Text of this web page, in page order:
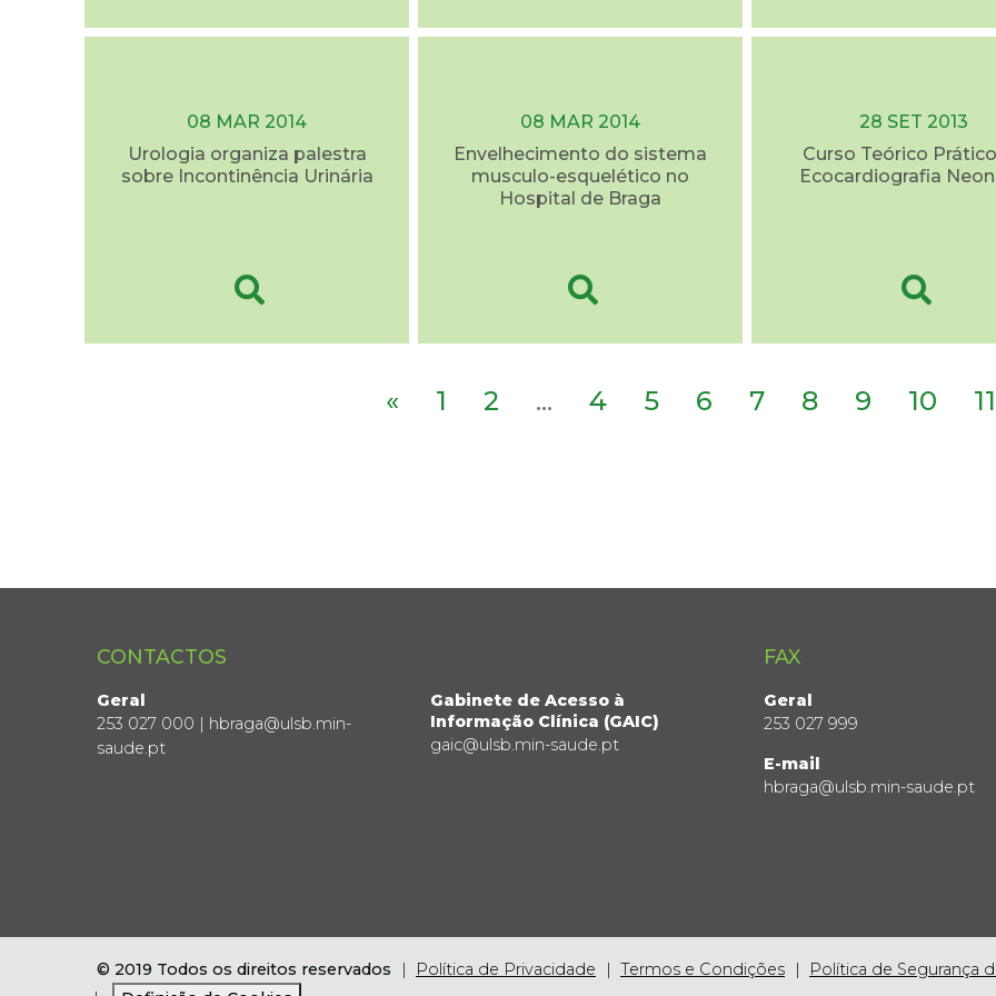
08 MAR 2014
Urologia organiza palestra
sobre Incontinência Urinária
08 MAR 2014
Envelhecimento do sistema
musculo-esquelético no
Hospital de Braga
28 SET 2013
Curso Teórico
Ecocardiografia
« 1 2 ... 4 5 6 7 8 9 10 11
CONTACTOS
Geral
253 027 000 | hbraga@ulsb.min-
saude.pt
Gabinete de Acesso à
Informação Clínica (GAIC)
gaic@ulsb.min-saude.pt
FAX
Geral
253 027 999
E-mail
hbraga@ulsb.min-saude.pt
© 2019 Todos os direitos reservados Política de Privacidade Termos e Condições
Política de Segurança